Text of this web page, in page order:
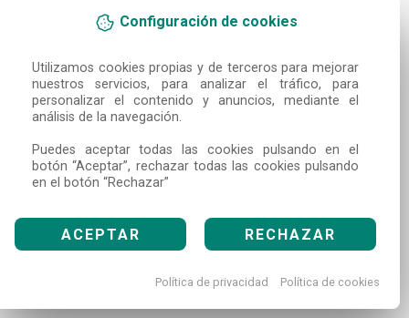
Configuración de cookies
Utilizamos cookies propias y de terceros para mejorar
nuestros servicios, para analizar el tráfico, para
personalizar el contenido y anuncios, mediante el
análisis de la navegación.
Puedes aceptar todas las cookies pulsando en el
botón “Aceptar”, rechazar todas las cookies pulsando
en el botón “Rechazar”
ACEPTAR RECHAZAR
Política de privacidad Política de cookies